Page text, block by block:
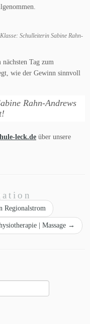
Schulleiterin Sabine Rahn-
Tag zum
wie der Gewinn sinnvoll
Rahn-Andrews
leck.de über unsere
Regionalstrom
| Massage →